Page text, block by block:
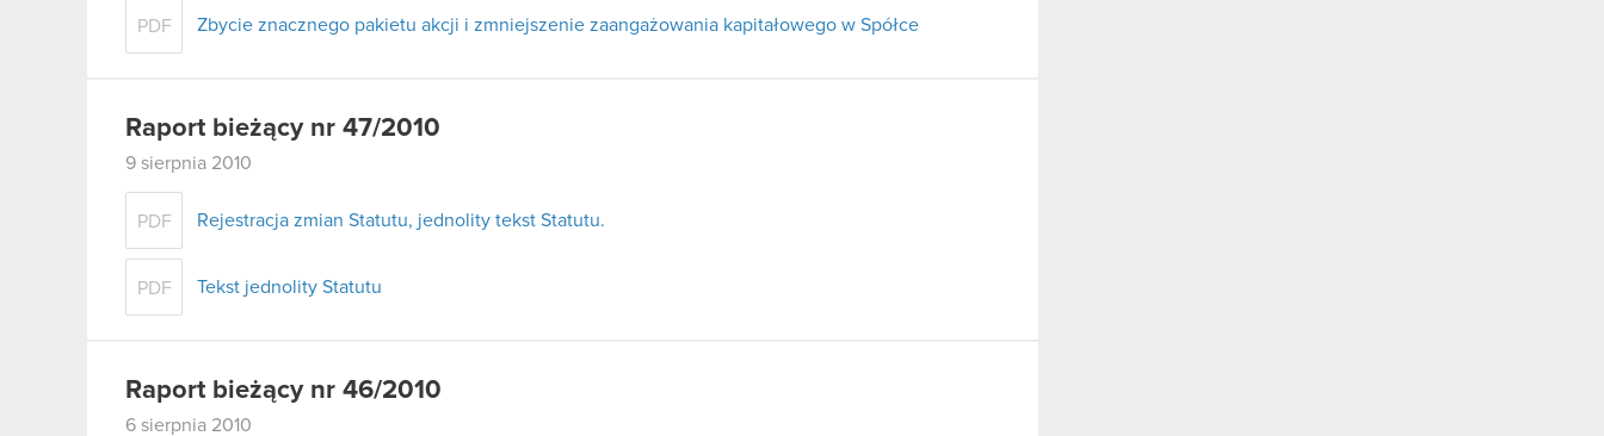
PDF Zbycie znacznego pakietu akcji i zmniejszenie zaangażowania kapitałowego w Spółce
Raport bieżący nr 47/2010
9 sierpnia 2010
PDF Rejestracja zmian Statutu, jednolity tekst Statutu.
PDF Tekst jednolity Statutu
Raport bieżący nr 46/2010
6 sierpnia 2010